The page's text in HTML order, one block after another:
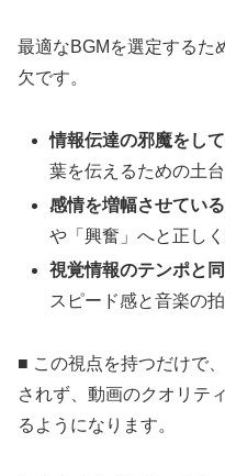
最適なBGMを選定するた
欠です。
情報伝達の邪魔をし
葉を伝えるための土
感情を増幅させている
や「興奮」へと正し
視覚情報のテンポと
スピード感と音楽の
■ この視点を持つだけで
されず、動画のクオリテ
るようになります。